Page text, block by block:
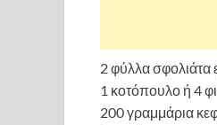
2 φύλλα σφολιάτα
1 κοτόπουλο ή 4
200 γραμμάρια